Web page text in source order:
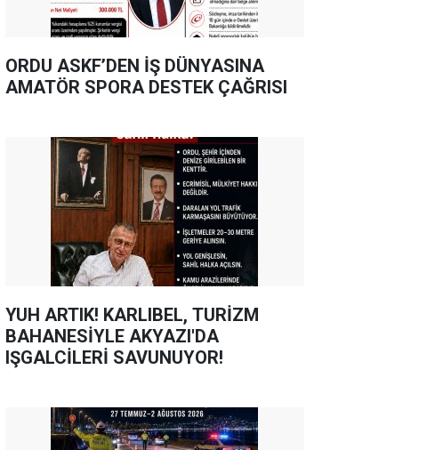
ORDU ASKF’DEN İŞ DÜNYASINA
AMATÖR SPORA DESTEK ÇAĞRISI
YUH ARTIK! KARLIBEL, TURİZM
BAHANESİYLE AKYAZI'DA
IŞGALCİLERİ SAVUNUYOR!